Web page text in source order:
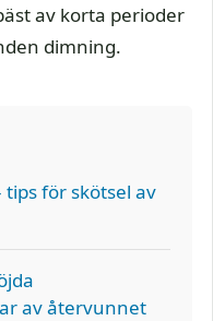
av korta perioder
dimning.
tips för skötsel av
av återvunnet